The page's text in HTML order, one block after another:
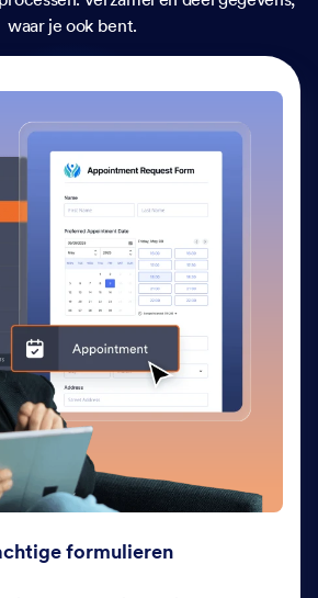
waar je ook bent.
formulieren